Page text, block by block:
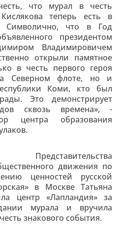
что мурал в честь
теперь есть в
Символично, что в Год
президентом
Владимировичем
открыли памятное
в честь первого героя
Северном флоте, но и
Коми, кто был
Это демонстрирует
сквозь времена», -
центра образования
движения по
ценностей русской
в Москве Татьяна
центр «Лапландия» за
мурала и вручила
знакового события.